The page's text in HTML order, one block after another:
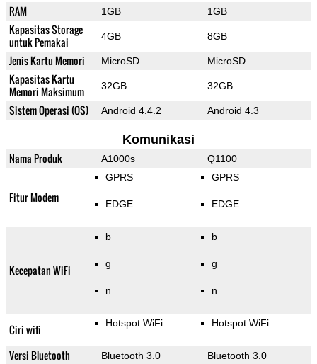
RAM
1GB 1GB
Kapasitas Storage
untuk Pemakai
4GB 8GB
Jenis Kartu Memori MicroSD MicroSD
Kapasitas Kartu
Memori Maksimum
32GB 32GB
Sistem Operasi (OS) Android 4.4.2 Android 4.3
Komunikasi
Nama Produk A1000s Q1100
Fitur Modem
GPRS
EDGE
GPRS
EDGE
Kecepatan WiFi
b
g
n
b
g
n
Ciri wifi Hotspot WiFi Hotspot WiFi
Versi Bluetooth Bluetooth 3.0 Bluetooth 3.0